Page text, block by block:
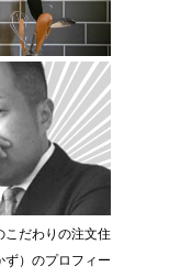
こだわりの注文住
ず）のプロフィー